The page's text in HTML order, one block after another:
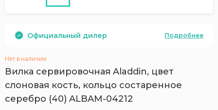
Официальный дилер Подробнее
Нет в наличии
Вилка сервировочная Aladdin, цвет
слоновая кость, кольцо состаренное
серебро (40) ALBAM-04212